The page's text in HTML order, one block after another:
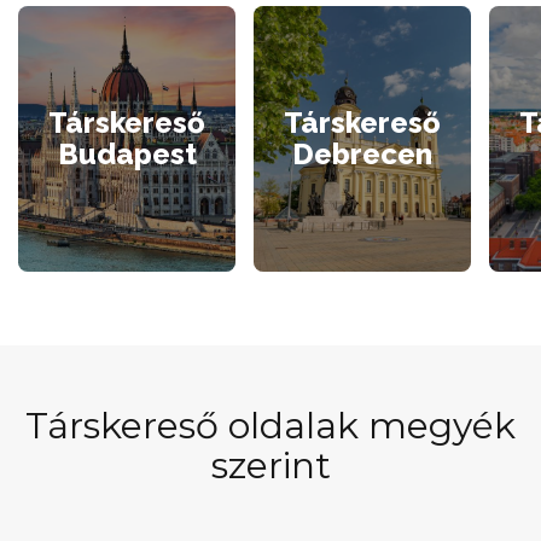
Társkereső
Budapest
Társkereső
Debrecen
Társkereső oldalak megyék
szerint